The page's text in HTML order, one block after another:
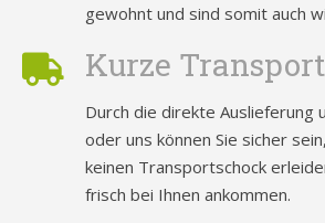
gewohnt und sind somit auch
Kurze
Durch die direkte Auslieferung
oder uns können Sie sicher
keinen Transportschock
frisch bei Ihnen ankommen.